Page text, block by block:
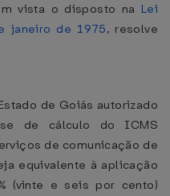
vista o disposto na Lei
janeiro de 1975, resolve
de Goiás autorizado
de cálculo do ICMS
de comunicação de
equivalente à aplicação
(vinte e seis por cento)